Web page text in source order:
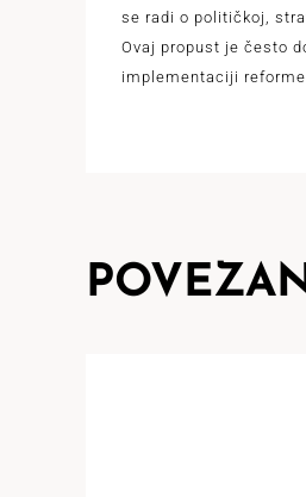
se radi o političkoj,
Ovaj propust je često
implementaciji